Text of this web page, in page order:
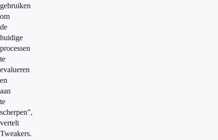
gebruiken
om
de
huidige
processen
te
evalueren
en
aan
te
scherpen”,
vertelt
Tweakers.